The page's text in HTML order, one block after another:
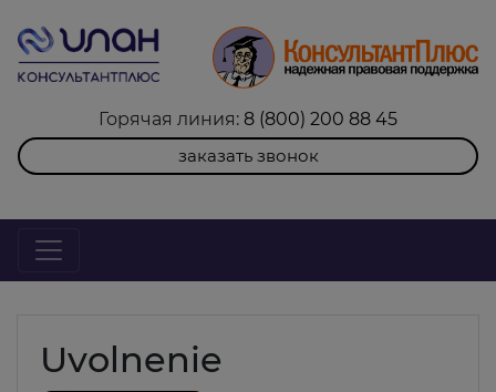
Горячая линия: 8 (800) 200 88 45
заказать звонок
Uvolnenie